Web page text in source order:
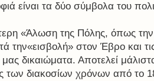
είναι τα δύο σύμβολα του
«Άλωση της Πόλης, όπως
την«εισβολή» στον Έβρο και
μας δικαιώματα. Αποτελεί
των διακοσίων χρόνων από το